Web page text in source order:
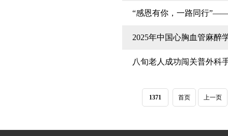
“感恩有你，一路同行
2025年中国心胸血管麻醉
八旬老人成功闯关普外科
1371 首页 上一页